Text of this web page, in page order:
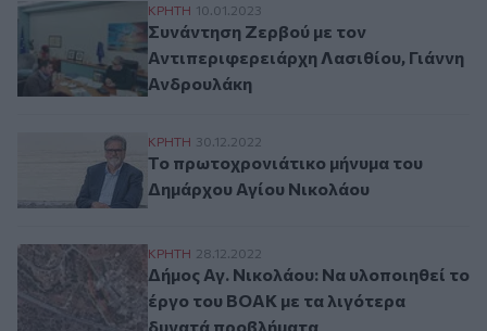
Συνάντηση Ζερβού με τον
ΚΡΗΤΗ 10.01.2023
Συνάντηση Ζερβού με τον
Αντιπεριφερειάρχη Λασιθίου, Γιάννη
Ανδρουλάκη
Το πρωτοχρονιάτικο μήνυμα του
ΚΡΗΤΗ 30.12.2022
Το πρωτοχρονιάτικο μήνυμα του
Δημάρχου Αγίου Νικολάου
Δήμος Αγ. Νικολάου: Να υλοποιηθεί το
ΚΡΗΤΗ 28.12.2022
Δήμος Αγ. Νικολάου: Να υλοποιηθεί το
έργο του ΒΟΑΚ με τα λιγότερα
δυνατά προβλήματα